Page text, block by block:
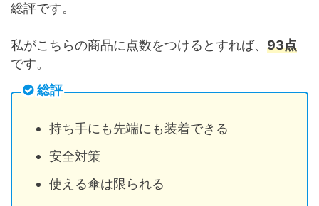
総評です。
私がこちらの商品に点数をつけるとすれば、 93点
です。
総評
持ち手にも先端にも装着できる
安全対策
使える傘は限られる